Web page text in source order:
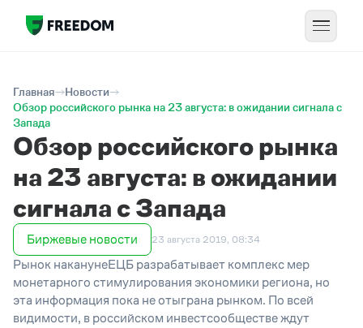
Главная
Новости
Обзор российского рынка на 23 августа: в ожидании сигнала с
Запада
Обзор российского рынка
на 23 августа: в ожидании
сигнала с Запада
Биржевые новости 23 августа 2019, 08:34
Рынок наканунеЕЦБ разрабатывает комплекс мер
монетарного стимулирования экономики региона, но
эта информация пока не отыграна рынком. По всей
видимости, в российском инвестсообществе ждут